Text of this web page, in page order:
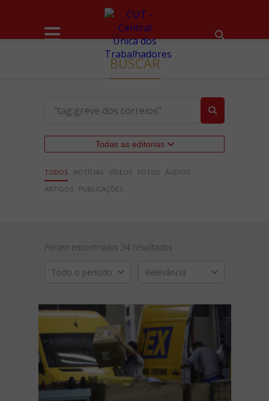
BUSCAR
Todas as editorias
TODOS NOTÍCIAS VÍDEOS FOTOS ÁUDIOS
ARTIGOS
PUBLICAÇÕES
Foram encontrados 34 resultados
Todo o período Relevância